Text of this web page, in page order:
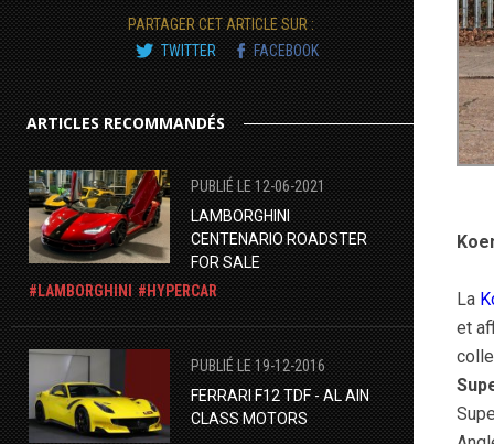
PARTAGER CET ARTICLE SUR :
TWITTER
FACEBOOK
ARTICLES RECOMMANDÉS
PUBLIÉ LE 12-06-2021
LAMBORGHINI
CENTENARIO ROADSTER
FOR SALE
LAMBORGHINI
HYPERCAR
PUBLIÉ LE 19-12-2016
FERRARI F12 TDF - AL AIN
CLASS MOTORS
La
et